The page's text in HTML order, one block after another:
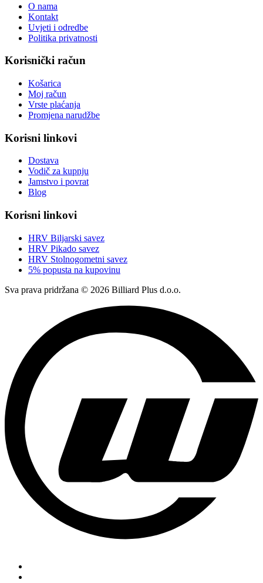
O nama
Kontakt
Uvjeti i odredbe
Politika privatnosti
Korisnički račun
Košarica
Moj račun
Vrste plaćanja
Promjena narudžbe
Korisni linkovi
Dostava
Vodič za kupnju
Jamstvo i povrat
Blog
Korisni linkovi
HRV Biljarski savez
HRV Pikado savez
HRV Stolnogometni savez
5% popusta na kupovinu
Sva prava pridržana © 2026 Billiard Plus d.o.o.